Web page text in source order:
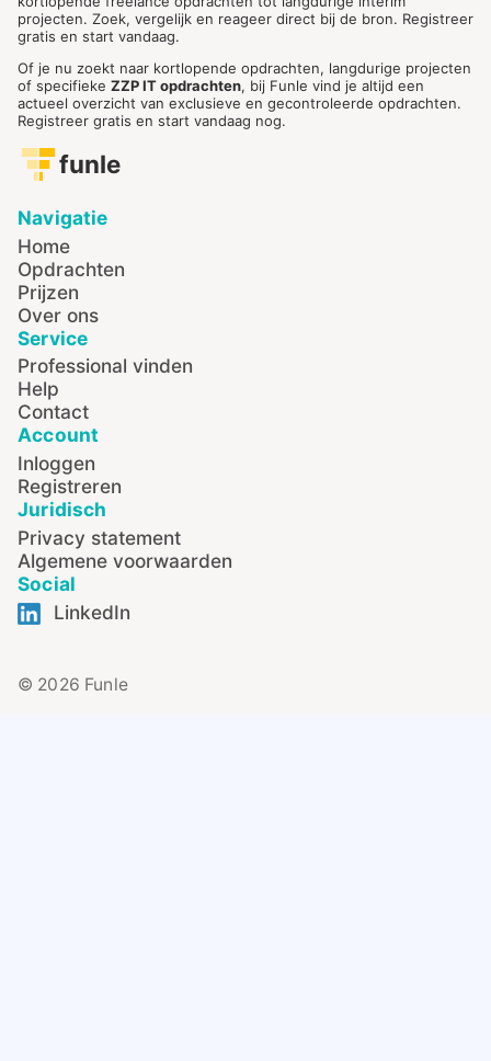
projecten. Zoek, vergelijk en reageer direct bij de bron. Registreer
gratis en start vandaag.
Of je nu zoekt naar kortlopende opdrachten, langdurige projecten
of specifieke ZZP IT opdrachten, bij Funle vind je altijd een
actueel overzicht van exclusieve en gecontroleerde opdrachten.
Registreer gratis en start vandaag nog.
funle
Navigatie
Home
Opdrachten
Prijzen
Over ons
Service
Professional vinden
Help
Contact
Account
Inloggen
Registreren
Juridisch
Privacy statement
Algemene voorwaarden
Social
LinkedIn
© 2026 Funle